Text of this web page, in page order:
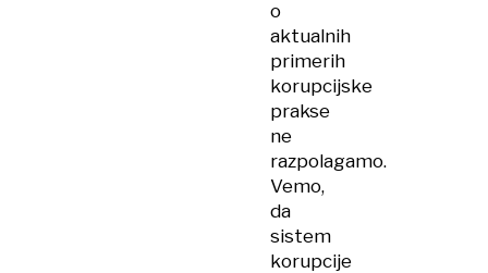
o
aktualnih
primerih
korupcijske
prakse
ne
razpolagamo.
Vemo,
da
sistem
korupcije